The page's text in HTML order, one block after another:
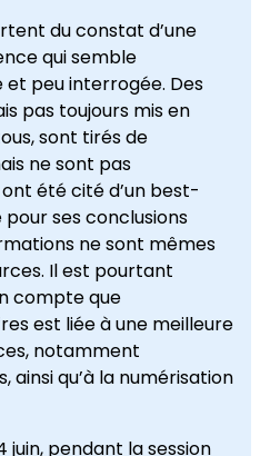
du constat d’une
qui semble
peu interrogée. Des
pas toujours mis en
sont tirés de
ne sont pas
été cité d’un best-
ses conclusions
ne sont mêmes
Il est pourtant
compte que
est liée à une meilleure
notamment
ainsi qu’à la numérisation
juin, pendant la session